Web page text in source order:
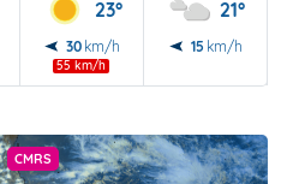
23°
30 km/h
55 km/h
21°
15 km/h
CMRS